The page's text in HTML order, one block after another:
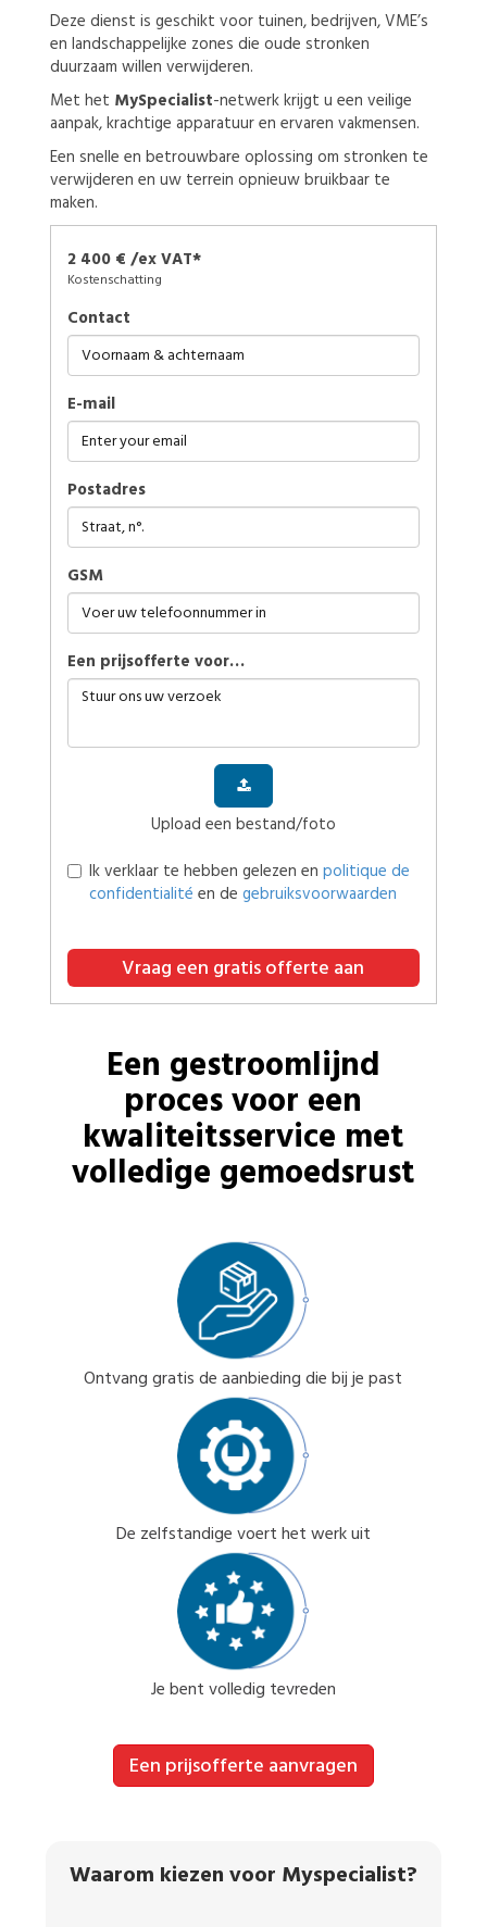
Deze dienst is geschikt voor tuinen, bedrijven, VME’s
en landschappelijke zones die oude stronken
duurzaam willen verwijderen.
Met het MySpecialist-netwerk krijgt u een veilige
aanpak, krachtige apparatuur en ervaren vakmensen.
Een snelle en betrouwbare oplossing om stronken te
verwijderen en uw terrein opnieuw bruikbaar te
maken.
2 400 € /ex VAT*
Kostenschatting
Contact
E-mail
Postadres
GSM
Een prijsofferte voor…
Upload een bestand/foto
Ik verklaar te hebben gelezen en politique de
confidentialité en de gebruiksvoorwaarden
Vraag een gratis offerte aan
Een gestroomlijnd
proces voor een
kwaliteitsservice met
volledige gemoedsrust
Ontvang gratis de aanbieding die bij je past
De zelfstandige voert het werk uit
Je bent volledig tevreden
Een prijsofferte aanvragen
Waarom kiezen voor Myspecialist?